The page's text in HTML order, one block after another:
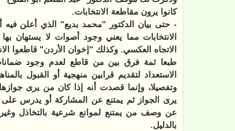
كانوا يرون مقاطعة الانتخابات.
- حتى بيان الدكتور "محمد بديع" الذي أعلن
الانتخابات مما يعني وجود أصوات لا يستهان
الاتجاه العكسي. وكذلك "إخوان الأردن" قاطعوا
طبعا ثمة فرق بين من قاطع لعدم وجود ضمانات
الاستعداد لتقديم قرابين منهجية أو القبول
وتفصيلا، وإنما قصدت أنه إذا كان من يرى
يرى الجواز ثم يمتنع عن المشاركة أو يدرس
عن وصف من يمتنع لموانع شرعية بالتخاذل
بالدليل.